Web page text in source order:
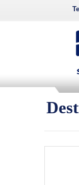
Main
Skip to
Skip to